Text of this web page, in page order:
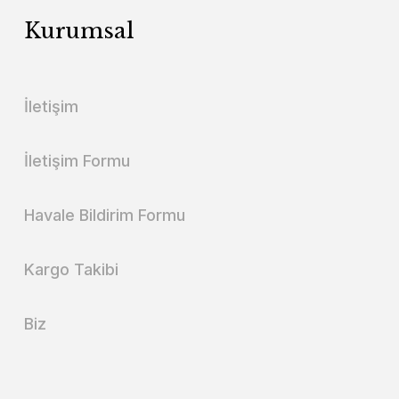
Kurumsal
İletişim
İletişim Formu
Havale Bildirim Formu
Kargo Takibi
Biz